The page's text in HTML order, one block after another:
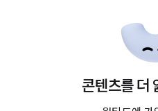
콘텐츠를 더